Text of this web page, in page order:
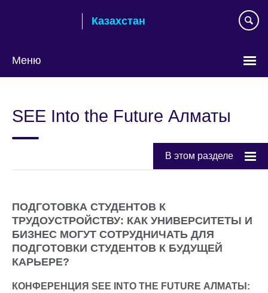
Казахстан
Меню
SEE Into the Future Алматы
В этом разделе
ПОДГОТОВКА СТУДЕНТОВ К
ТРУДОУСТРОЙСТВУ: КАК УНИВЕРСИТЕТЫ И
БИЗНЕС МОГУТ СОТРУДНИЧАТЬ ДЛЯ
ПОДГОТОВКИ СТУДЕНТОВ К БУДУЩЕЙ
КАРЬЕРЕ?
КОНФЕРЕНЦИЯ SEE INTO THE FUTURE АЛМАТЫ: